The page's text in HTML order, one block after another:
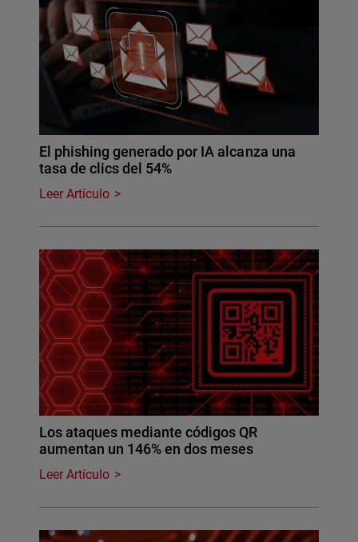
El phishing generado por IA alcanza una
tasa de clics del 54%
Leer Artículo
Los ataques mediante códigos QR
aumentan un 146% en dos meses
Leer Artículo